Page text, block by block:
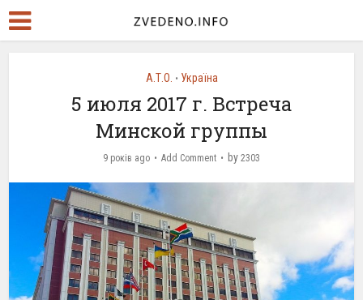
А.Т.О. • Україна
5 июля 2017 г. Встреча
Минской группы
9 років ago Add Comment by 2303